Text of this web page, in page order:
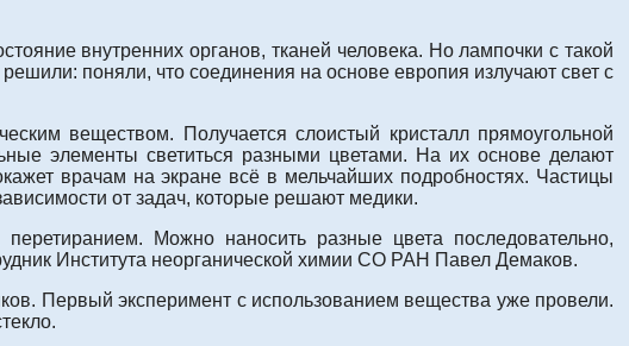
внутренних органов, тканей человека. Но лампочки с такой
поняли, что соединения на основе европия излучают свет c
веществом. Получается слоистый кристалл прямоугольной
элементы светиться разными цветами. На их основе делают
врачам на экране всё в мельчайших подробностях. Частицы
от задач, которые решают медики.
Можно наносить разные цвета последовательно,
Института неорганической химии СО РАН Павел Демаков.
Первый эксперимент с использованием вещества уже провели.